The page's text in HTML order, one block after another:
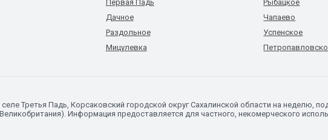
Первая Падь
Дачное
Раздольное
Мицулевка
Рыбацкое
Чапаево
Успенское
Третья Падь, Корсаковский городской округ Сахалинской области на неделю,
Информация предоставляется для частного, некомерческого